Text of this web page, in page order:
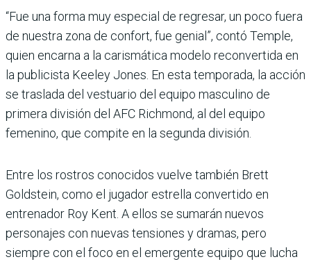
“Fue una forma muy especial de regresar, un poco fuera
de nuestra zona de confort, fue genial”, contó Temple,
quien encarna a la carismática modelo reconvertida en
la publicista Keeley Jones. En esta temporada, la acción
se traslada del vestuario del equipo masculino de
primera división del AFC Richmond, al del equipo
femenino, que compite en la segunda división.
Entre los rostros conocidos vuelve también Brett
Goldstein, como el jugador estrella convertido en
entrenador Roy Kent. A ellos se sumarán nuevos
personajes con nuevas tensiones y dramas, pero
siempre con el foco en el emergente equipo que lucha